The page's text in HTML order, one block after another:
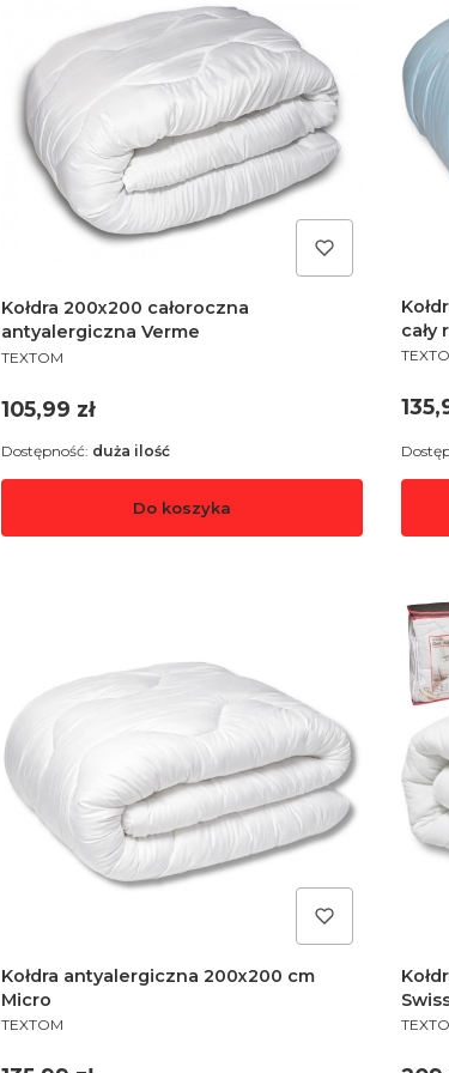
Kołdra 200x200 całoroczna
antyalergiczna Verme
PRODUCENT
TEXTOM
Cena
105,99 zł
Do koszyka
Dostępność: duża ilość
cały
Kołdra antyalergiczna 200x200 cm
Micro
PRODUCENT
TEXTOM